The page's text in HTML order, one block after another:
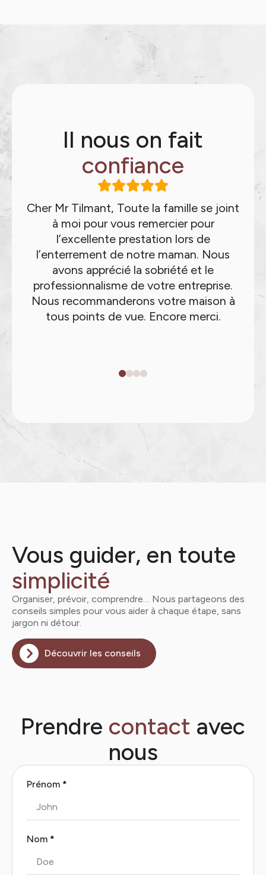
Il nous on fait
confiance
Cher Mr Tilmant, Toute la famille se joint
à moi pour vous remercier pour
l’excellente prestation lors de
l’enterrement de notre maman. Nous
avons apprécié la sobriété et le
professionnalisme de votre entreprise.
Nous recommanderons votre maison à
tous points de vue. Encore merci.
Vous guider, en toute
simplicité
Organiser, prévoir, comprendre… Nous partageons des
conseils simples pour vous aider à chaque étape, sans
jargon ni détour.
Découvrir les conseils
Prendre contact avec
nous
Prénom *
Nom *